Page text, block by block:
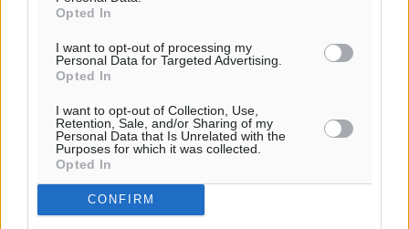
Opted In
I want to opt-out of processing my
Personal Data for Targeted Advertising.
Opted In
I want to opt-out of Collection, Use,
Retention, Sale, and/or Sharing of my
Personal Data that Is Unrelated with the
Purposes for which it was collected.
Opted In
CONFIRM
Για την μερική αναπαραγωγή της είδησης από άλλες
παρεχόμενου συνδέσμου παραπομπής προς το άρθρο
της Δημοκρατικής.
o καιρός τώρα:
30